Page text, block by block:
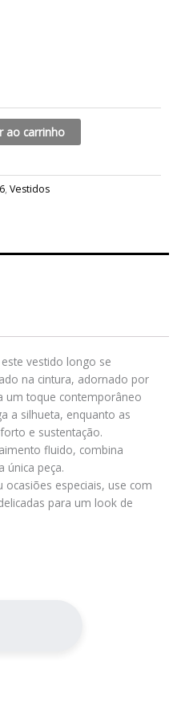
ao carrinho
, Vestidos
vestido longo se
na cintura, adornado por
um toque contemporâneo
a silhueta, enquanto as
e sustentação.
fluido, combina
única peça.
especiais, use com
para um look de